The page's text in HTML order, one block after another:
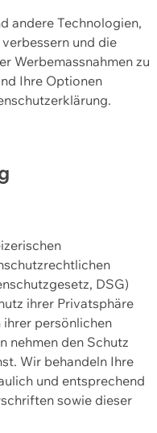
andere Technologien,
und die
Werbemassnahmen zu
Ihre Optionen
DSG)
ihrer Privatsphäre
persönlichen
nehmen den Schutz
Wir behandeln Ihre
und entsprechend
sowie dieser